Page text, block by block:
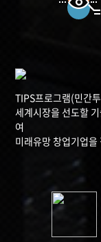
TIPS프로그램(민간
세계시장을 선도할
여
미래유망 창업기업